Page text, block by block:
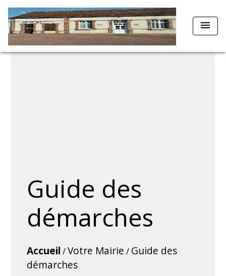
menu
Guide des
démarches
Accueil /Votre Mairie / Guide des
démarches